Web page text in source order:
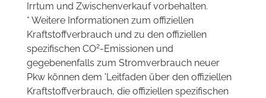
Irrtum und Zwischenverkauf vorbehalten.
* Weitere Informationen zum offiziellen
Kraftstoffverbrauch und zu den offiziellen
spezifischen CO2-Emissionen und
gegebenenfalls zum Stromverbrauch neuer
Pkw können dem 'Leitfaden über den offiziellen
Kraftstoffverbrauch, die offiziellen spezifischen